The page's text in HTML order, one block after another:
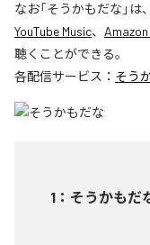
なお「そうかもだな 」は、
YouTube Music、
聴くことができる。
各配信サービス： そう
1 ： そうかもだ